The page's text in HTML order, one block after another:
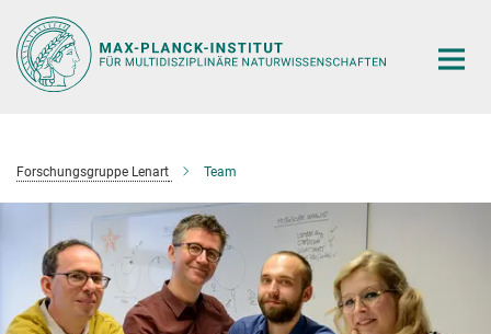
Hauptinhalt
Forschungsgruppe Lenart Team